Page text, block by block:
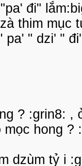
đi"
thim mục
pa' " dzi' "
? :grin8:
hong ?
dzùm tỷ i